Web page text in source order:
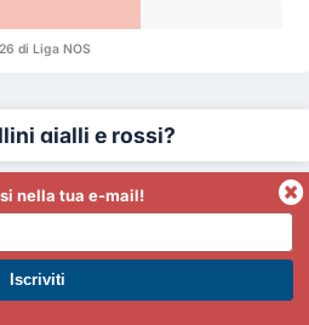
di Liga NOS
gialli e rossi?
-AVS
GUADAGNA SUBITO.
nella tua e-mail!